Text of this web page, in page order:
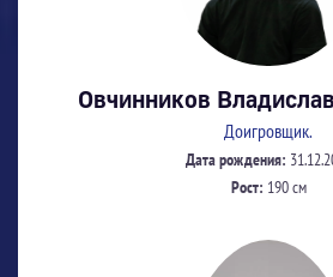
Овчинников
Доигровщик.
Дата рождения:
Рост: 190 см